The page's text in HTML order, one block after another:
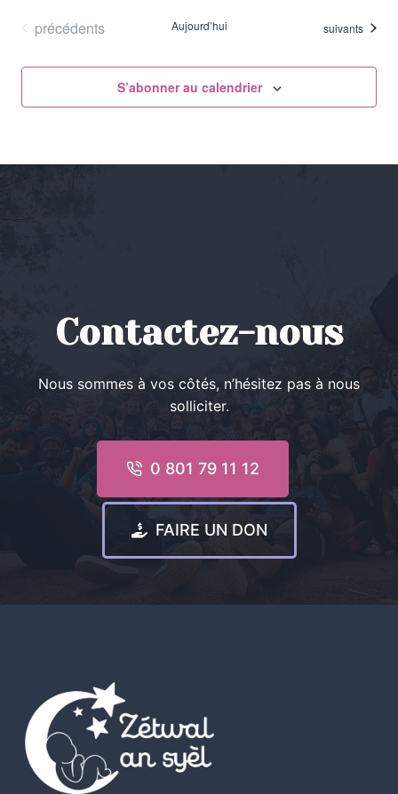
Évènements
précédents Aujourd’hui Évènements
suivants
S’abonner au calendrier
Contactez-nous
Nous sommes à vos côtés, n’hésitez pas à nous
solliciter.
0 801 79 11 12
FAIRE UN DON